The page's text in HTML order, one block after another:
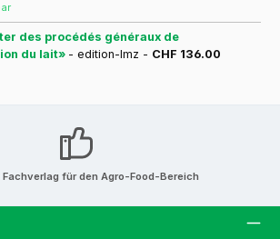
des procédés généraux de
du lait» - edition-lmz - CHF 136.00
Fachverlag für den Agro-Food-Bereich